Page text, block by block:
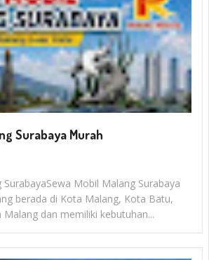
Surabaya Murah
Mobil Malang Surabaya
berada di Kota Malang, Kota Batu,
dan memiliki kebutuhan...